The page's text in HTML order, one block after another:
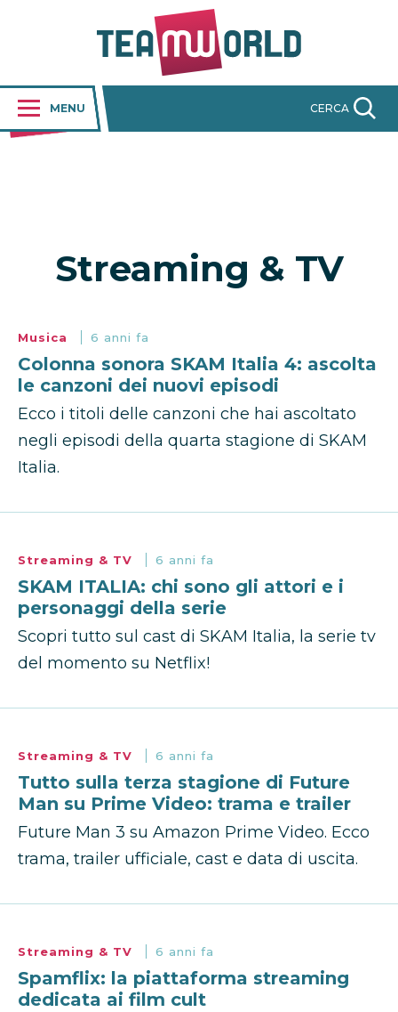
MENU CERCA
Streaming & TV
Musica 6 anni fa
Colonna sonora SKAM Italia 4: ascolta
le canzoni dei nuovi episodi
Ecco i titoli delle canzoni che hai ascoltato
negli episodi della quarta stagione di SKAM
Italia.
Streaming & TV 6 anni fa
SKAM ITALIA: chi sono gli attori e i
personaggi della serie
Scopri tutto sul cast di SKAM Italia, la serie tv
del momento su Netflix!
Streaming & TV 6 anni fa
Tutto sulla terza stagione di Future
Man su Prime Video: trama e trailer
Future Man 3 su Amazon Prime Video. Ecco
trama, trailer ufficiale, cast e data di uscita.
Streaming & TV 6 anni fa
Spamflix: la piattaforma streaming
dedicata ai film cult